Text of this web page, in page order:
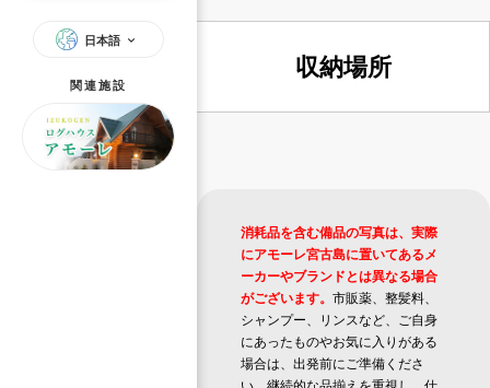
日本語
関連施設
収納場所
消耗品を含む備品の写真は、実際
にアモーレ宮古島に置いてあるメ
ーカーやブランドとは異なる場合
がございます。 市販薬、整髪料、
シャンプー、リンスなど、ご自身
にあったものやお気に入りがある
場合は、出発前にご準備くださ